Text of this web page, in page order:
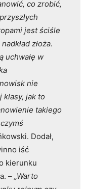
co zrobić,
jest ściśle
złoża.
uchwałę w
nie
klasy, jak to
takiego
Dodał,
iść
kierunku
– „Warto